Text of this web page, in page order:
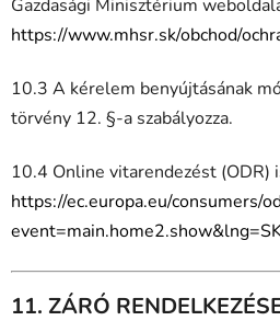
Gazdasági Minisztérium
https://www.mhsr.sk/obchod/
10.3 A kérelem benyújtásának
törvény 12. §-a szabályozza.
10.4 Online vitarendezést (ODR)
https://ec.europa.eu/consumers/
11. ZÁRÓ